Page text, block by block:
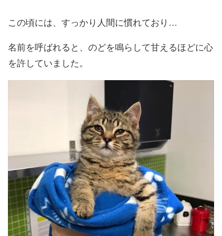
この頃には、すっかり人間に慣れており…
名前を呼ばれると、のどを鳴らして甘えるほどに心
を許していました。